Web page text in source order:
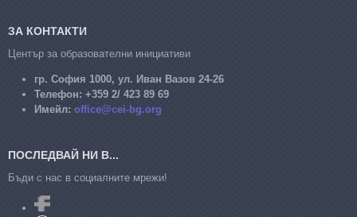
ЗА КОНТАКТИ
Център за образователни инициативи
гр. София 1000, ул. Иван Вазов 24-26
Телефон: +359 2/ 423 89 69
Имейл: office@cei-bg.org
ПОСЛЕДВАЙ НИ В...
Бъди с нас в социалните мрежи!